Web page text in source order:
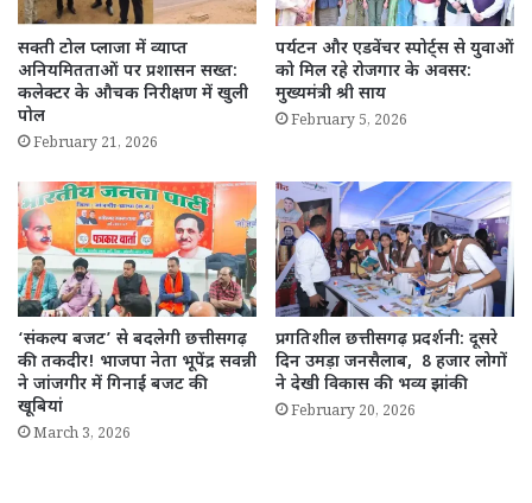
सक्ती टोल प्लाजा में व्याप्त
अनियमितताओं पर प्रशासन सख्त:
कलेक्टर के औचक निरीक्षण में खुली
पोल
February 21, 2026
पर्यटन और एडवेंचर स्पोर्ट्स से युवाओं
को मिल रहे रोजगार के अवसर:
मुख्यमंत्री श्री साय
February 5, 2026
‘संकल्प बजट’ से बदलेगी छत्तीसगढ़
की तकदीर! भाजपा नेता भूपेंद्र सवन्नी
ने जांजगीर में गिनाईं बजट की
खूबियां
March 3, 2026
प्रगतिशील छत्तीसगढ़ प्रदर्शनी: दूसरे
दिन उमड़ा जनसैलाब, 8 हजार लोगों
ने देखी विकास की भव्य झांकी
February 20, 2026